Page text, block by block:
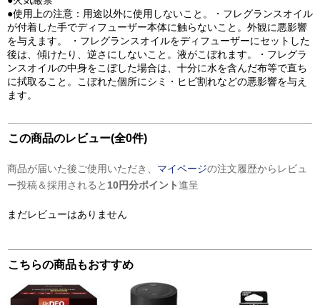
●使用上の注意：用途以外に使用しないこと。・フレグランスオイル
が付着した手でディフューザー本体に触らないこと。外観に悪影響
を与えます。 ・フレグランスオイルをディフューザーにセットした
後は、傾けたり、逆さにしないこと。液がこぼれます。・フレグラ
ンスオイルの中身をこぼした場合は、十分に水を含んだ布等で直ち
に拭取ること。こぼれた個所にシミ・ヒビ割れなどの悪影響を与え
ます。
この商品のレビュー(全0件)
商品が届いた後ご使用いただき、 マイページの注文履歴からレビュ
ー投稿＆採用されると 10円分ポイント進呈
まだレビューはありません
こちらの商品もおすすめ